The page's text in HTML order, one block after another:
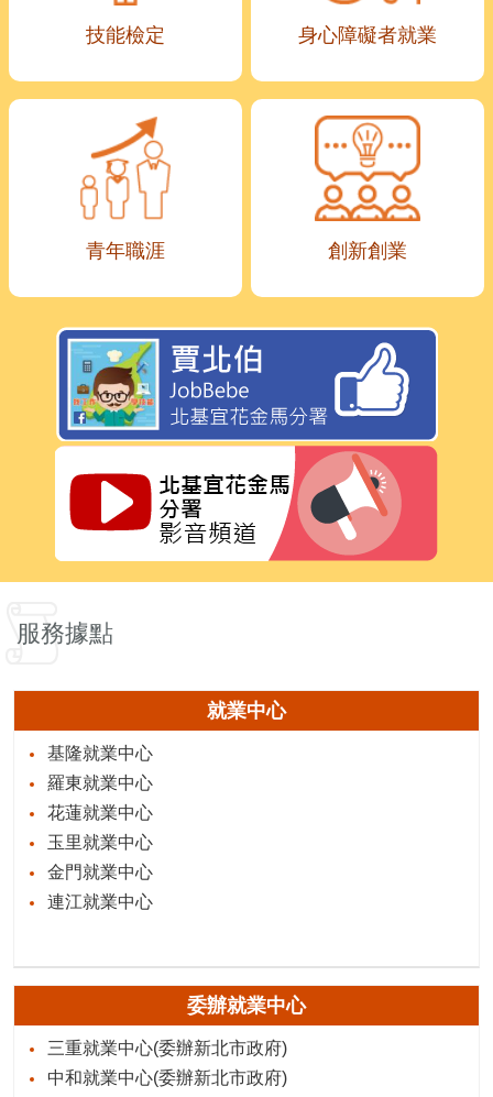
技能檢定 身心障礙者就業
青年職涯 創新創業
服務據點
就業中心
基隆就業中心
羅東就業中心
花蓮就業中心
玉里就業中心
金門就業中心
連江就業中心
委辦就業中心
三重就業中心(委辦新北市政府)
中和就業中心(委辦新北市政府)